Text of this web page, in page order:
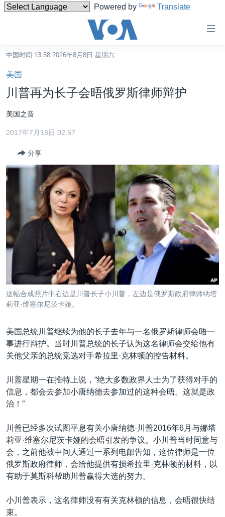
Powered by Translate
碍
链
接
跳
转
内
转
到
航
跳
转
到
中国
台湾
港澳
国际
最新国际新闻
欧洲
全球议题
经济·金融·贸易
人权·法律·宗教
科教·文娱·体健
环境
美中关系
热点专题
白宫要闻
美中关系
美国建国250周年
埃博拉疫情
重要讲话与声明
台海两岸关系
关注西藏
关注新疆
GEN Z 看美国
VOA视频
VOA今日焦点
中文广播
关注我们
其他语言网站
中国时间 13:58 2026年8月8日 星期六
美国
川普再为长子会晤俄罗斯律师辩护
美国之音
2017年7月18日 02:57
分享
这幅合成照片中右边是川普长子小川普，左边是俄罗斯政府律师纳塔
莉亚·维塞尔尼茨卡娅。
美国总统川普继续为他的长子去年与一名俄罗斯律师会晤一
事进行辩护。当时川普总统的长子认为这名律师会交给他有
关他父亲的总统竞选对手希拉里·克林顿的控告材料。
川普星期一在推特上说，“绝大多数政界人士为了获得对手的
信息，都会去参加小唐纳德去参加过的这种会晤。这就是政
治！”
川普已经多次试图平息有关小唐纳德·川普2016年6月与娜塔
莉亚·维塞尔尼茨卡娅的会晤引发的争议。小川普当时同意与
会，之前他被中间人通过一系列电邮告知，这位律师是一位
俄罗斯政府律师，会给他提供有损希拉里·克林顿的材料，以
有助于莫斯科帮助川普赢得大选的努力。
小川普表示，这名律师没有有关克林顿的信息，会晤很快结
束。